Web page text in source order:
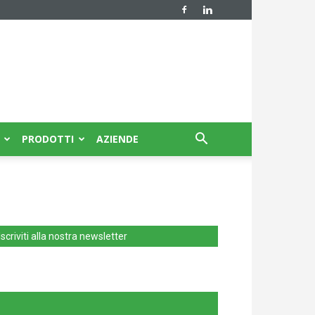
PRODOTTI AZIENDE
alla nostra newsletter